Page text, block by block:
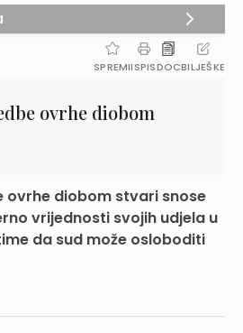
SPREMIISPISDOCBILJEŠKE
ovrhe diobom
ovrhe diobom stvari snose
vrijednosti svojih udjela u
da sud može osloboditi